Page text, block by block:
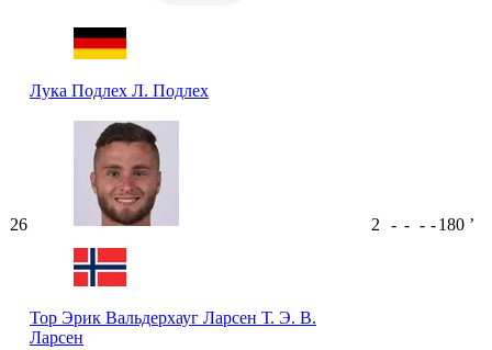
Лука Подлех Л. Подлех
26
Тор Эрик Вальдерхауг Ларсен Т. Э. В.
Ларсен
2 - - - -180 ʼ